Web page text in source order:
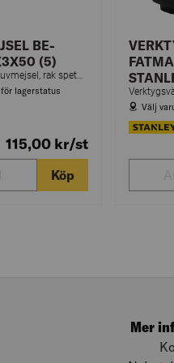
BE-
(5)
lagerstatus
115,00 kr/st
Köp
Välj
Mer